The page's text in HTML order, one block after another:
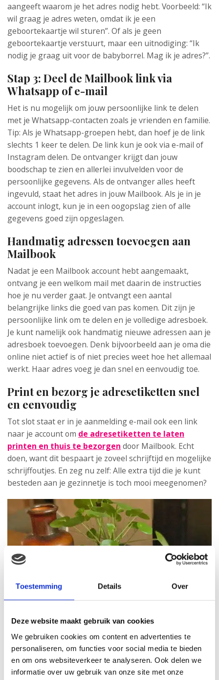
Toestemming Details Over
Deze website maakt gebruik van cookies
We gebruiken cookies om content en advertenties te
personaliseren, om functies voor social media te bieden
en om ons websiteverkeer te analyseren. Ook delen we
informatie over uw gebruik van onze site met onze
aangeeft waarom je het adres nodig hebt. Voorbeeld: “Ik
wil graag je adres weten, omdat ik je een
geboortekaartje wil sturen”. Of als je geen
geboortekaartje verstuurt, maar een uitnodiging: “Ik
nodig je graag uit voor de babyborrel. Mag ik je adres?”.
Stap 3: Deel de Mailbook link via
Whatsapp of e-mail
Het is nu mogelijk om jouw persoonlijke link te delen
met je Whatsapp-contacten zoals je vrienden en familie.
Tip: Als je Whatsapp-groepen hebt, dan hoef je de link
slechts 1 keer te delen. De link kun je ook via e-mail of
Instagram delen. De ontvanger krijgt dan jouw
boodschap te zien en allerlei invulvelden voor de
persoonlijke gegevens. Als de ontvanger alles heeft
ingevuld, staat het adres in jouw Mailbook. Als je in je
account inlogt, kun je in een oogopslag zien of alle
gegevens goed zijn opgeslagen.
Handmatig adressen toevoegen aan
Mailbook
Nadat je een Mailbook account hebt aangemaakt,
ontvang je een welkom mail met daarin de instructies
hoe je nu verder gaat. Je ontvangt een aantal
belangrijke links die goed van pas komen. Dit zijn je
persoonlijke link om te delen en je volledige adresboek.
Je kunt namelijk ook handmatig nieuwe adressen aan je
adresboek toevoegen. Denk bijvoorbeeld aan je oma die
online niet actief is of niet precies weet hoe het allemaal
werkt. Haar adres voeg je dan snel en eenvoudig toe.
Print en bezorg je adresetiketten snel
en eenvoudig
Tot slot staat er in je aanmelding e-mail ook een link
naar je account om de adresetiketten te laten
printen en thuis te bezorgen door Mailbook. Echt
doen, want dit bespaart je zoveel schrijftijd en mogelijke
schrijffoutjes. En zeg nu zelf: Alle extra tijd die je kunt
besteden aan je gezinnetje is toch mooi meegenomen?
#BabystraatjeAd